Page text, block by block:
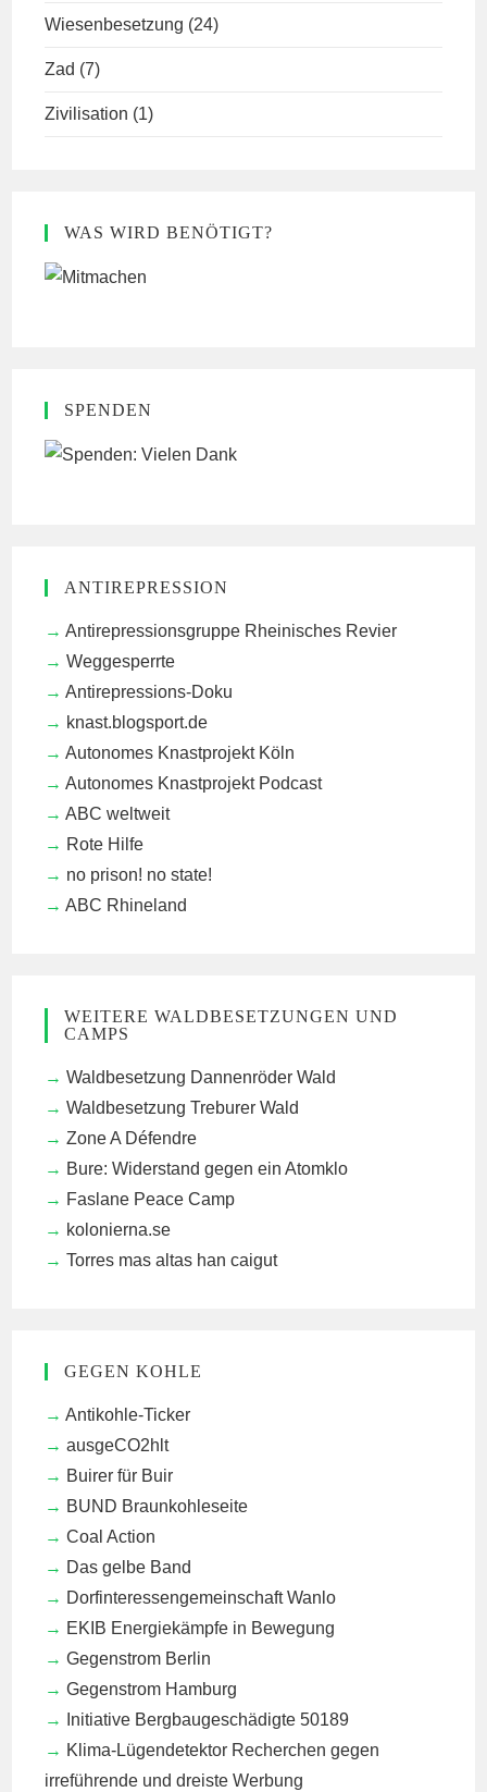
Wiesenbesetzung (24)
Zad (7)
Zivilisation (1)
WAS WIRD BENÖTIGT?
SPENDEN
ANTIREPRESSION
Antirepressionsgruppe Rheinisches Revier
Weggesperrte
Antirepressions-Doku
knast.blogsport.de
Autonomes Knastprojekt Köln
Autonomes Knastprojekt Podcast
ABC weltweit
Rote Hilfe
no prison! no state!
ABC Rhineland
WEITERE WALDBESETZUNGEN UND
CAMPS
Waldbesetzung Dannenröder Wald
Waldbesetzung Treburer Wald
Zone A Défendre
Bure: Widerstand gegen ein Atomklo
Faslane Peace Camp
kolonierna.se
Torres mas altas han caigut
GEGEN KOHLE
Antikohle-Ticker
ausgeCO2hlt
Buirer für Buir
BUND Braunkohleseite
Coal Action
Das gelbe Band
Dorfinteressengemeinschaft Wanlo
EKIB Energiekämpfe in Bewegung
Gegenstrom Berlin
Gegenstrom Hamburg
Initiative Bergbaugeschädigte 50189
Klima-Lügendetektor Recherchen gegen
irreführende und dreiste Werbung